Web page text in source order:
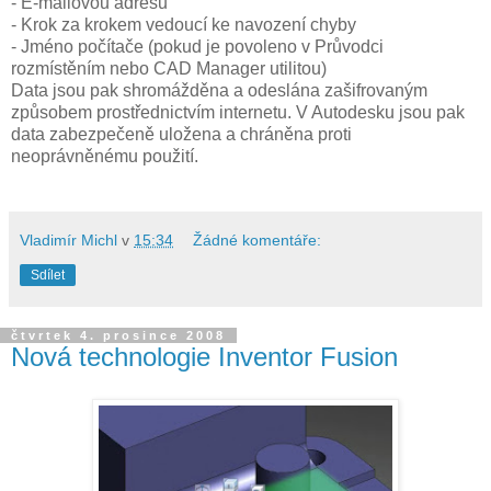
- Krok za krokem vedoucí ke navození chyby
- Jméno počítače (pokud je povoleno v Průvodci
rozmístěním nebo CAD Manager utilitou)
Data jsou pak shromážděna a odeslána zašifrovaným
způsobem prostřednictvím internetu. V Autodesku jsou pak
data zabezpečeně uložena a chráněna proti
neoprávněnému použití.
Vladimír Michl v 15:34 Žádné komentáře:
Sdílet
čtvrtek 4. prosince 2008
Nová technologie Inventor Fusion